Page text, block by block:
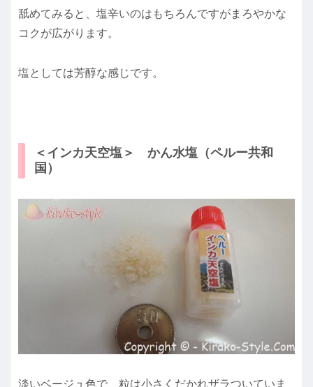
舐めてみると、塩辛いのはもちろんですがまろやかな
コクが広がります。
塩としては芳醇な感じです。
＜インカ天空塩＞ かん水塩（ペルー共和
国）
淡いベージュ色で、粒は小さくだかれザラついていま